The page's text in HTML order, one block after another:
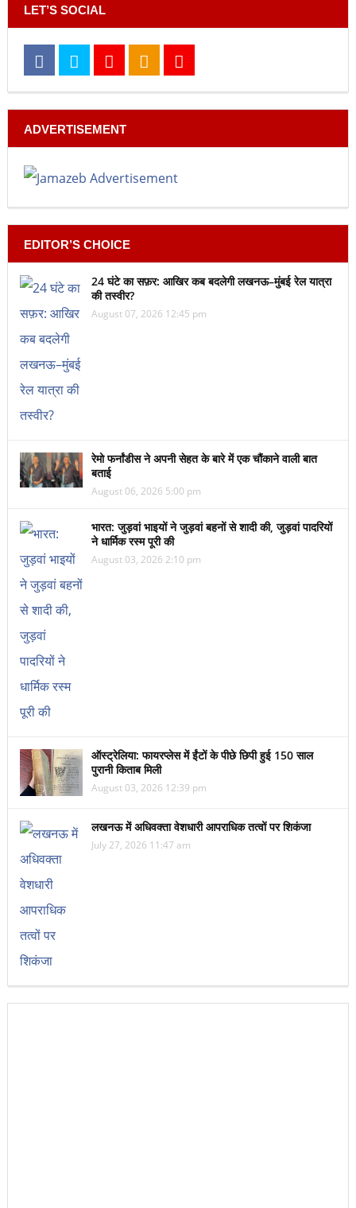
LET’S SOCIAL
ADVERTISEMENT
EDITOR’S CHOICE
24 घंटे का सफ़र: आखिर कब बदलेगी लखनऊ–मुंबई रेल यात्रा
की तस्वीर?
August 07, 2026 12:45 pm
रेमो फर्नांडीस ने अपनी सेहत के बारे में एक चौंकाने वाली बात
बताई
August 06, 2026 5:00 pm
भारत: जुड़वां भाइयों ने जुड़वां बहनों से शादी की, जुड़वां पादरियों
ने धार्मिक रस्म पूरी की
August 03, 2026 2:10 pm
ऑस्ट्रेलिया: फायरप्लेस में ईंटों के पीछे छिपी हुई 150 साल
पुरानी किताब मिली
August 03, 2026 12:39 pm
लखनऊ में अधिवक्ता वेशधारी आपराधिक तत्वों पर शिकंजा
July 27, 2026 11:47 am